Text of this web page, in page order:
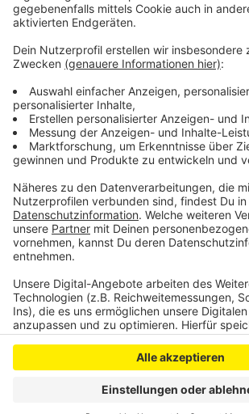
Anzeige
Die Europawahl in Leverkusen - Die
Neuverpflichtung bei Bayer 04
Anzeige